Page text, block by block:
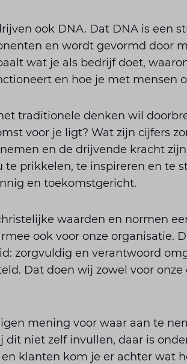
ook DNA. Dat DNA is een
en wordt gevormd door
wat je als bedrijf doet,
en hoe je met mensen
traditionele denken wil
voor je ligt? Wat zijn cijfers
en de drijvende kracht
te prikkelen, te inspireren en te
en toekomstgericht.
waarden en normen
ook voor onze organisatie.
zorgvuldig en verantwoord
Dat doen wij zowel voor
mening voor waar aan te
dit niet zelf invullen, daar is
klanten kom je er achter wat